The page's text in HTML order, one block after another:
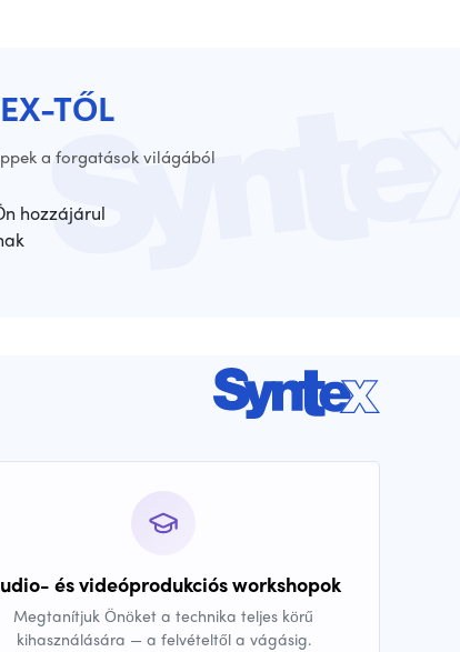
TŐL
a forgatások világából
hozzájárul
és videóprodukciós workshopok
Megtanítjuk Önöket a technika teljes körű
kihasználására — a felvételtől a vágásig.